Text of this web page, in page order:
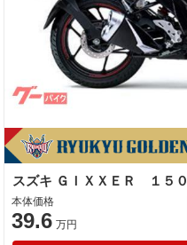
スズキ ＧＩＸＸＥＲ １５０
本体価格
39.6 万円